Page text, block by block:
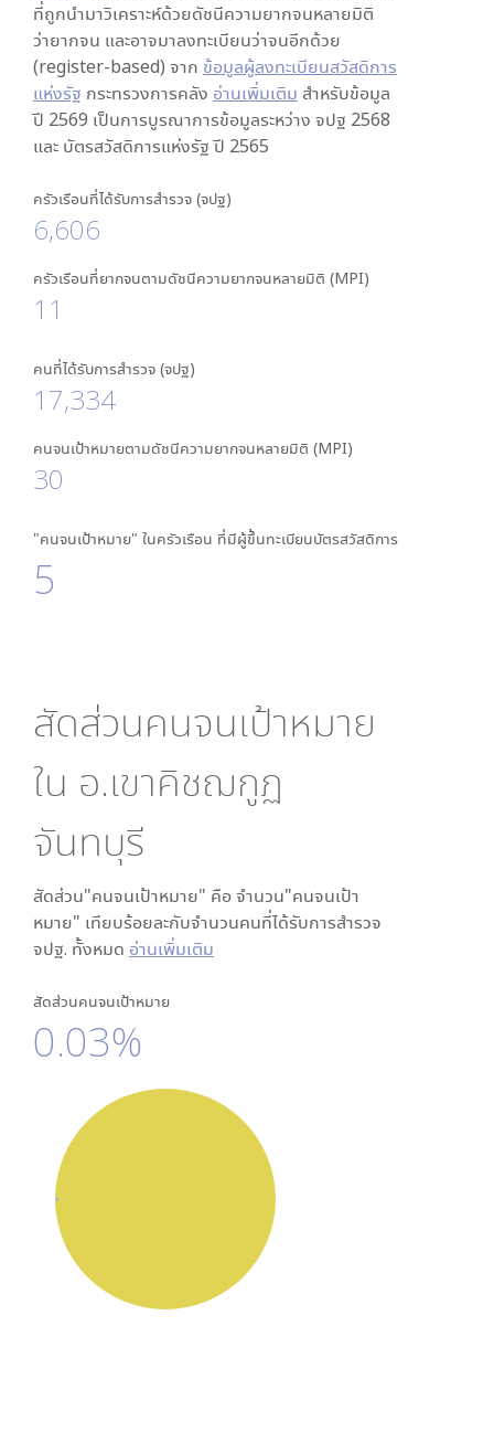
ที่ถูกนำมาวิเคราะห์ด้วยดัชนีความยากจนหลายมิติ
ว่ายากจน และอาจมาลงทะเบียนว่าจนอีกด้วย
(register-based) จาก ข้อมูลผู้ลงทะเบียนสวัสดิการ
แห่งรัฐ กระทรวงการคลัง อ่านเพิ่มเติม สำหรับข้อมูล
ปี 2569 เป็นการบูรณาการข้อมูลระหว่าง จปฐ 2568
และ บัตรสวัสดิการแห่งรัฐ ปี 2565
ครัวเรือนที่ได้รับการสำรวจ (จปฐ)
6,606
ครัวเรือนที่ยากจนตามดัชนีความยากจนหลายมิติ (MPI)
11
คนที่ได้รับการสำรวจ (จปฐ)
17,334
คนจนเป้าหมายตามดัชนีความยากจนหลายมิติ (MPI)
30
"คนจนเป้าหมาย" ในครัวเรือน ที่มีผู้ขึ้นทะเบียนบัตรสวัสดิการ
5
สัดส่วนคนจนเป้าหมาย
ใน อ.เขาคิชฌกูฏ
จันทบุรี
สัดส่วน"คนจนเป้าหมาย" คือ จำนวน"คนจนเป้า
หมาย" เทียบร้อยละกับจำนวนคนที่ได้รับการสำรวจ
จปฐ. ทั้งหมด อ่านเพิ่มเติม
สัดส่วนคนจนเป้าหมาย
0.03%